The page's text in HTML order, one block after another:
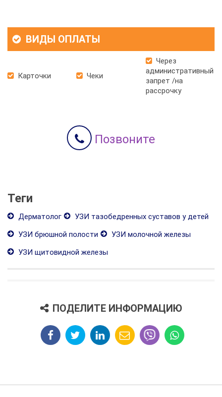
ВИДЫ ОПЛАТЫ
Карточки Чеки
Через
административный
запрет /на
рассрочку
Позвоните
Теги
Дерматолог
УЗИ тазобедренных суставов у детей
УЗИ брюшной полости
УЗИ молочной железы
УЗИ щитовидной железы
ПОДЕЛИТЕ ИНФОРМАЦИЮ